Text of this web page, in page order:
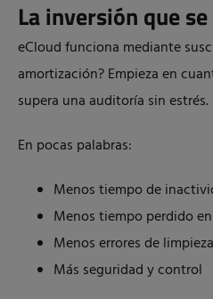
La inversión que
eCloud funciona mediante
amortización? Empieza en
supera una auditoría sin estrés.
En pocas palabras:
Menos tiempo de
Menos tiempo perdido
Menos errores de
Más seguridad y control